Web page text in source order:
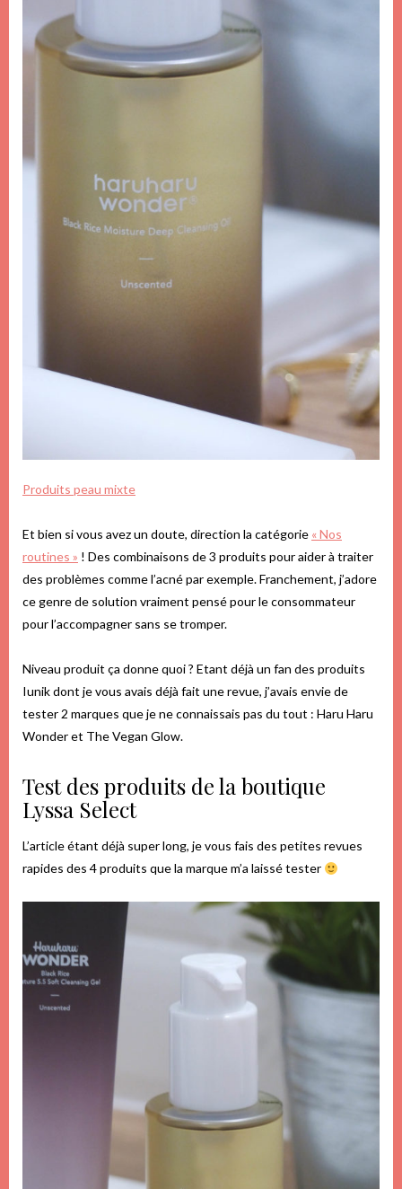
Produits peau mixte
Et bien si vous avez un doute, direction la catégorie « Nos
routines » ! Des combinaisons de 3 produits pour aider à traiter
des problèmes comme l’acné par exemple. Franchement, j’adore
ce genre de solution vraiment pensé pour le consommateur
pour l’accompagner sans se tromper.
Niveau produit ça donne quoi ? Etant déjà un fan des produits
Iunik dont je vous avais déjà fait une revue, j’avais envie de
tester 2 marques que je ne connaissais pas du tout : Haru Haru
Wonder et The Vegan Glow.
Test des produits de la boutique
Lyssa Select
L’article étant déjà super long, je vous fais des petites revues
rapides des 4 produits que la marque m’a laissé tester